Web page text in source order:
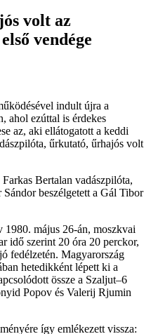
volt az
vendége
indult újra a
ahol ezúttal is érdekes
az, aki ellátogatott a keddi
űrkutató, űrhajós volt
Bertalan vadászpilóta,
beszélgetett a Gál Tibor
1980. május 26-án, moszkvai
idő szerint 20 óra 20 perckor,
fedélzetén. Magyarország
hetedikként lépett ki a
össze a Szaljut–6
Popov és Valerij Rjumin
így emlékezett vissza: